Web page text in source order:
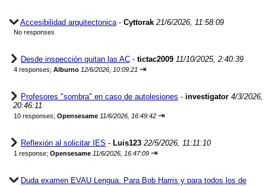
Accesibilidad arquitectonica- Cyttorak 21/6/2026, 11:58:09
No responses
Desde inspección quitan las AC - tictac2009 11/10/2025, 2:40:39
4 responses; Alburno 12/6/2026, 10:09:21 ⇥
Profesores "sombra" en caso de autolesiones - investigator 4/3/2026,
20:46:11
10 responses; Opensesame 11/6/2026, 16:49:42 ⇥
Reflexión al solicitar IES - Luis123 22/5/2026, 11:11:10
1 response; Opensesame 11/6/2026, 16:47:09 ⇥
Duda examen EVAU Lengua. Para Bob Harris y para todos los de